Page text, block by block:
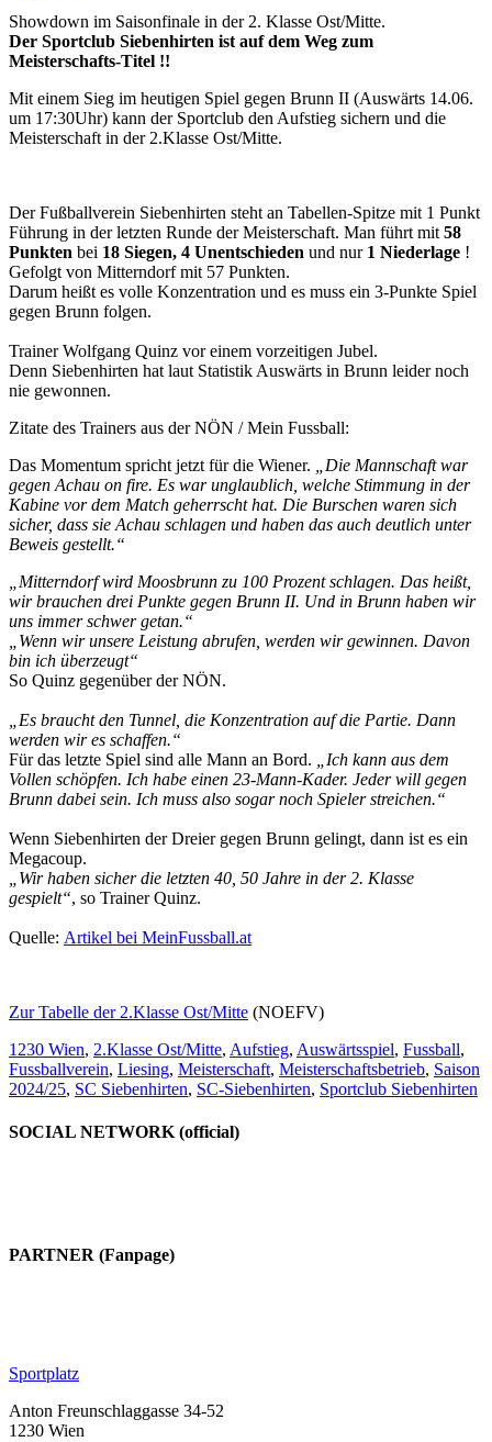
Showdown im Saisonfinale in der 2. Klasse Ost/Mitte.
Der Sportclub Siebenhirten ist auf dem Weg zum
Meisterschafts-Titel !!
Mit einem Sieg im heutigen Spiel gegen Brunn II (Auswärts 14.06.
um 17:30Uhr) kann der Sportclub den Aufstieg sichern und die
Meisterschaft in der 2.Klasse Ost/Mitte.
Der Fußballverein Siebenhirten steht an Tabellen-Spitze mit 1 Punkt
Führung in der letzten Runde der Meisterschaft. Man führt mit 58
Punkten bei 18 Siegen, 4 Unentschieden und nur1 Niederlage !
Gefolgt von Mitterndorf mit 57 Punkten.
Darum heißt es volle Konzentration und es muss ein 3-Punkte Spiel
gegen Brunn folgen.
Trainer Wolfgang Quinz vor einem vorzeitigen Jubel.
Denn Siebenhirten hat laut Statistik Auswärts in Brunn leider noch
nie gewonnen.
Zitate des Trainers aus der NÖN / Mein Fussball:
Das Momentum spricht jetzt für die Wiener.
„Die Mannschaft war
gegen Achau on fire. Es war unglaublich, welche Stimmung in der
Kabine vor dem Match geherrscht hat. Die Burschen waren sich
sicher, dass sie Achau schlagen und haben das auch deutlich unter
Beweis gestellt.“
„Mitterndorf wird Moosbrunn zu 100 Prozent schlagen. Das heißt,
wir brauchen drei Punkte gegen Brunn II. Und in Brunn haben wir
uns immer schwer getan.“
„Wenn wir unsere Leistung abrufen, werden wir gewinnen. Davon
bin ich überzeugt“
So Quinz gegenüber der NÖN.
„Es braucht den Tunnel, die Konzentration auf die Partie. Dann
werden wir es schaffen.“
Für das letzte Spiel sind alle Mann an Bord.
„Ich kann aus dem
Vollen schöpfen. Ich habe einen 23-Mann-Kader. Jeder will gegen
Brunn dabei sein. Ich muss also sogar noch Spieler streichen.“
Wenn Siebenhirten der Dreier gegen Brunn gelingt, dann ist es ein
Megacoup.
„Wir haben sicher die letzten 40, 50 Jahre in der 2. Klasse
gespielt“, so Trainer Quinz.
Quelle: Artikel bei MeinFussball.at
Zur Tabelle der 2.Klasse Ost/Mitte (NOEFV)
1230 Wien, 2.Klasse Ost/Mitte, Aufstieg, Auswärtsspiel, Fussball,
Fussballverein, Liesing, Meisterschaft, Meisterschaftsbetrieb, Saison
2024/25, SC Siebenhirten, SC-Siebenhirten, Sportclub Siebenhirten
SOCIAL NETWORK (official)
PARTNER (Fanpage)
Sportplatz
Anton Freunschlaggasse 34-52
1230 Wien